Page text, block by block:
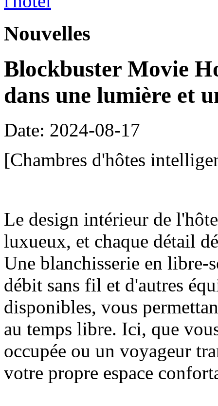
Nouvelles
Blockbuster Movie
dans une lumière et
Date: 2024-08-17
[Chambres d'hôtes
Le design intérieur de
luxueux, et chaque détail
Une blanchisserie en libre-
débit sans fil et d'autres
disponibles, vous
au temps libre. Ici, que
occupée ou un voyageur
votre propre espace